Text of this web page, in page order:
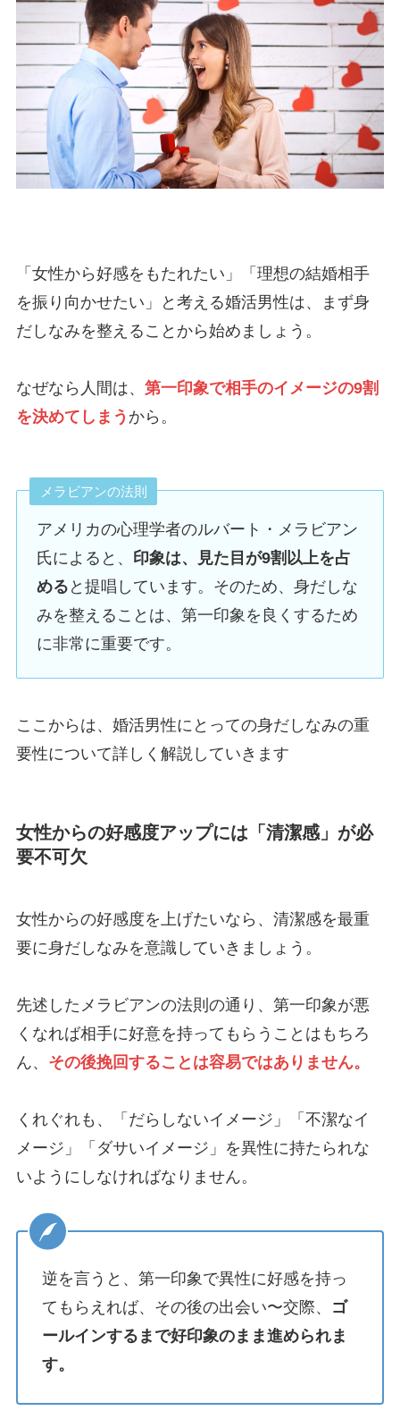
「女性から好感をもたれたい」「理想の結婚相手
を振り向かせたい」と考える婚活男性は、まず身
だしなみを整えることから始めましょう。
なぜなら人間は、 第一印象で相手のイメージの9割
を決めてしまう から。
メラビアンの法則
アメリカの心理学者のルバート・メラビアン
氏によると、 印象は、見た目が9割以上を占
める と提唱しています。そのため、身だしな
みを整えることは、第一印象を良くするため
に非常に重要です。
ここからは、婚活男性にとっての身だしなみの重
要性について詳しく解説していきます
女性からの好感度アップには「清潔感」が必
要不可欠
女性からの好感度を上げたいなら、清潔感を最重
要に身だしなみを意識していきましょう。
先述したメラビアンの法則の通り、第一印象が悪
くなれば相手に好意を持ってもらうことはもちろ
ん、 その後挽回することは容易ではありません。
くれぐれも、「だらしないイメージ」「不潔なイ
メージ」「ダサいイメージ」を異性に持たられな
いようにしなければなりません。
逆を言うと、第一印象で異性に好感を持っ
てもらえれば、その後の出会い〜交際、
ゴ
ールインするまで好印象のまま進められま
す。